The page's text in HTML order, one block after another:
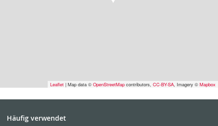
Leaflet | Map data © OpenStreetMap contributors, CC-BY-SA , Imagery © Mapbox
Häufig verwendet